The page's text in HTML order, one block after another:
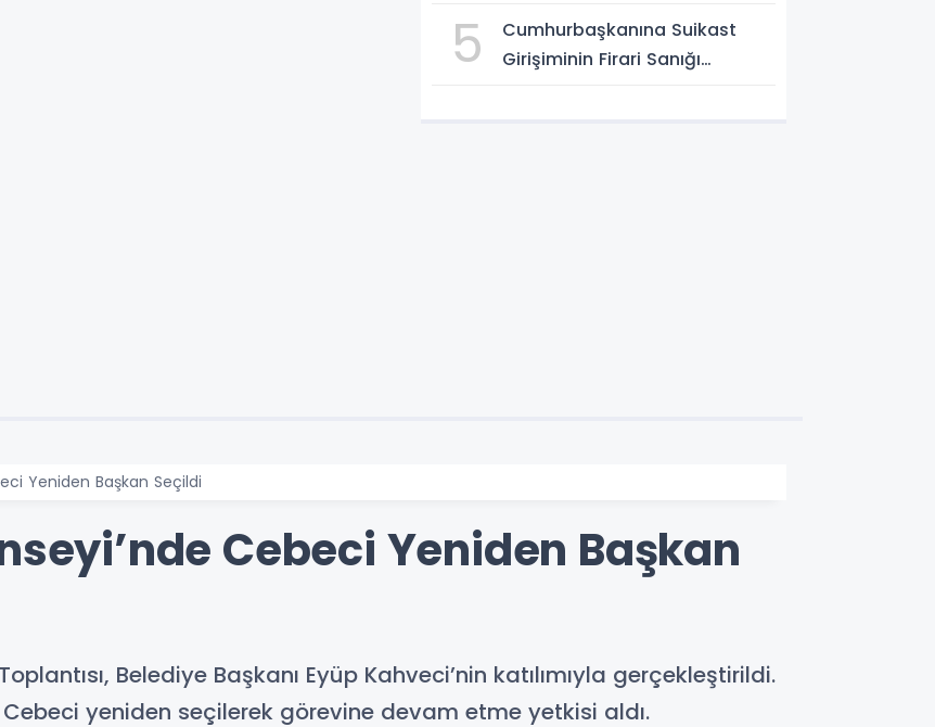
Ele Geçirildi
5
Cumhurbaşkanına Suikast
Girişiminin Firari Sanığı
Yeniden Başkan Seçildi
Cebeci Yeniden Başkan
Belediye Başkanı Eyüp Kahveci’nin katılımıyla gerçekleştirildi.
yeniden seçilerek görevine devam etme yetkisi aldı.